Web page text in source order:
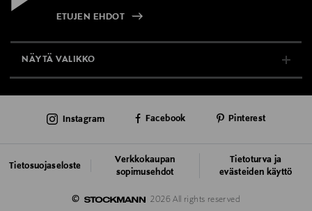
ETUJEN EHDOT
NÄYTÄ VALIKKO
AJANKOHTAISTA
©
2026 All rights reserved
Tietosuojaseloste
Verkkokaupan
sopimusehdot
Tietoturva ja
evästeiden käyttö
Instagram Facebook Pinterest